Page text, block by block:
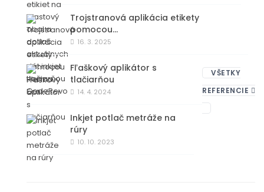
Trojstranová aplikácia etikety
pomocou…
16. 3. 2025
Fľaškový aplikátor s
tlačiarňou
14. 4. 2024
Inkjet potlač metráže na
rúry
10. 10. 2023
VŠETKY
REFERENCIE